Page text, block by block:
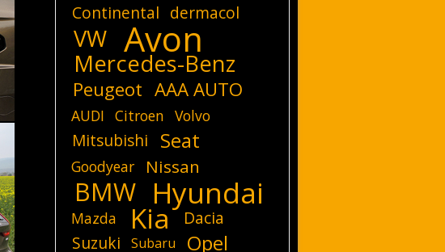
Continental dermacol
VW Avon
Mercedes-Benz
Peugeot AAA AUTO
AUDI Citroen Volvo
Mitsubishi Seat
Goodyear Nissan
BMW Hyundai
Mazda Kia
Dacia
Suzuki
Subaru Opel